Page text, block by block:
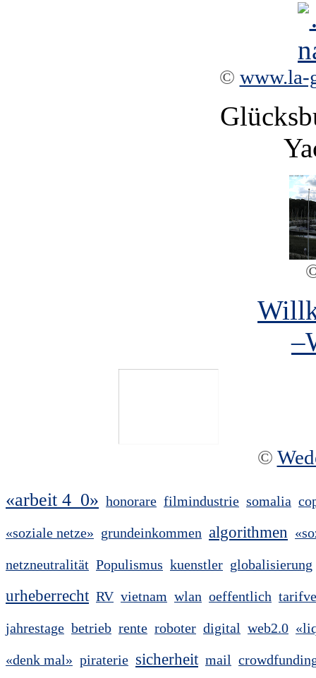
© www.la-
©
«arbeit 4_0» honorare filmindustrie somalia
«soziale netze» grundeinkommen algorithmen
netzneutralität Populismus kuenstler globalisierung
urheberrecht RV vietnam wlan oeffentlich
jahrestage betrieb rente roboter digital web2.0
«denk mal» piraterie sicherheit mail